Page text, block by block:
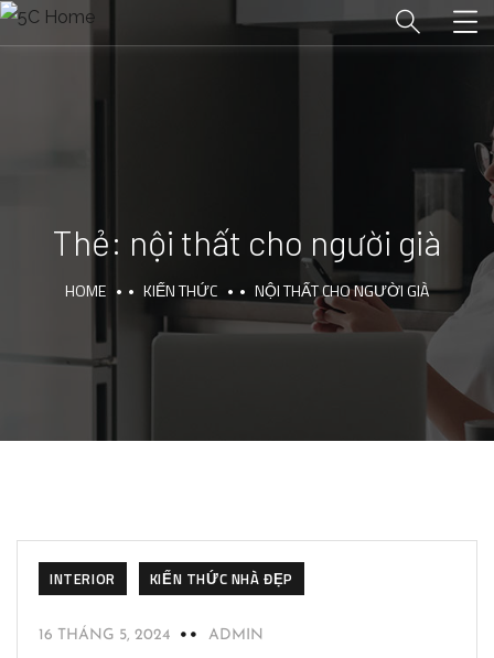
Thẻ: nội thất cho người già
HOME KIẾN THỨC NỘI THẤT CHO NGƯỜI GIÀ
INTERIOR KIẾN THỨC NHÀ ĐẸP
16 THÁNG 5, 2024 ADMIN